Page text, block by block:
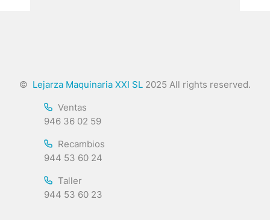
© Lejarza Maquinaria XXI SL 2025 All rights reserved.
Ventas
946 36 02 59
Recambios
944 53 60 24
Taller
944 53 60 23